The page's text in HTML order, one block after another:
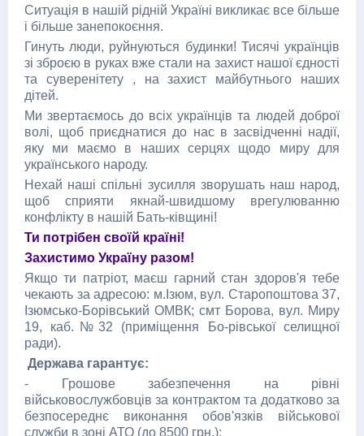
Ситуація в нашій рідній Україні викликає все більше
і більше занепокоєння.
Гинуть люди, руйнуються будинки! Тисячі українців
зі зброєю в руках вже стали на захист нашої єдності
та суверенітету , на захист майбутнього наших
дітей.
Ми звертаємось до всіх українців та людей доброї
волі, щоб приєднатися до нас в засвідченні надії,
яку ми маємо в наших серцях щодо миру для
українського народу.
Нехай наші спільні зусилля зворушать наш народ,
щоб сприяти якнай-швидшому врегулюванню
конфлікту в нашій Бать-ківщині!
Ти потрібен своїй країні!
Захистимо Україну разом!
Якщо ти патріот, маєш гарний стан здоров'я тебе
чекають за адресою: м.Ізюм, вул. Старопоштова 37,
Ізюмсько-Борівський ОМВК; смт Борова, вул. Миру
19, каб.№32 (приміщення Бо-рівської селищної
ради).
Держава гарантує:
- Грошове забезпечення на рівні
військовослужбовців за контрактом та додатково за
безпосереднє виконання обов'язків військової
служби в зоні АТО (до 8500 грн.);